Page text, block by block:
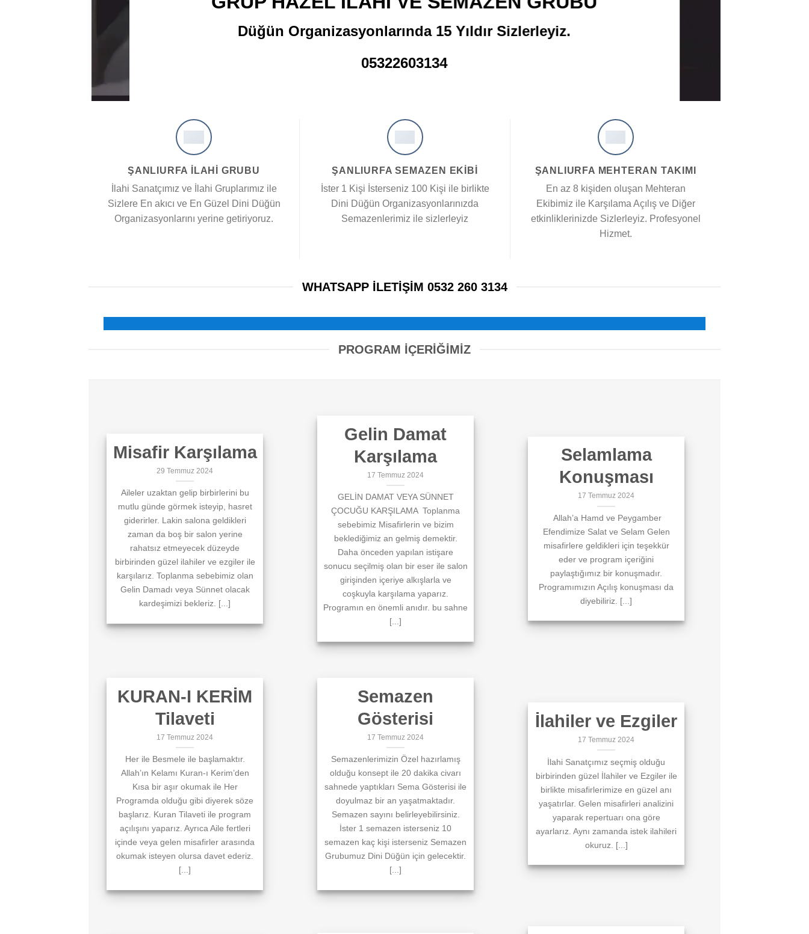
Düğün Organizasyonlarında 15 Yıldır Sizlerleyiz.
05322603134
ŞANLIURFA İLAHİ GRUBU
İlahi Sanatçımız ve İlahi Gruplarımız ile
Sizlere En akıcı ve En Güzel Dini Düğün
Organizasyonlarını yerine getiriyoruz.
ŞANLIURFA SEMAZEN EKIBI
İster 1 Kişi İsterseniz 100 Kişi ile birlikte
Dini Düğün Organizasyonlarınızda
Semazenlerimiz ile sizlerleyiz
ŞANLIURFA MEHTERAN TAKIMI
En az 8 kişiden oluşan Mehteran
Ekibimiz ile Karşılama Açılış ve Diğer
etkinliklerinizde Sizlerleyiz. Profesyonel
Hizmet.
WHATSAPP ILETIŞIM 0532 260 3134
PROGRAM İÇERİĞİMİZ
Misafir Karşılama
29 Temmuz 2024
Aileler uzaktan gelip birbirlerini bu
mutlu günde görmek isteyip, hasret
giderirler. Lakin salona geldikleri
zaman da boş bir salon yerine
rahatsız etmeyecek düzeyde
birbirinden güzel ilahiler ve ezgiler ile
karşılarız. Toplanma sebebimiz olan
Gelin Damadı veya Sünnet olacak
kardeşimizi bekleriz. [...]
Gelin Damat
Karşılama
17 Temmuz 2024
GELİN DAMAT VEYA SÜNNET
ÇOCUĞU KARŞILAMA Toplanma
sebebimiz Misafirlerin ve bizim
beklediğimiz an gelmiş demektir.
Daha önceden yapılan istişare
sonucu seçilmiş olan bir eser ile salon
girişinden içeriye alkışlarla ve
coşkuyla karşılama yaparız.
Programın en önemli anıdır. bu sahne
[...]
Selamlama
Konuşması
17 Temmuz 2024
Allah’a Hamd ve Peygamber
Efendimize Salat ve Selam Gelen
misafirlere geldikleri için teşekkür
eder ve program içeriğini
paylaştığımız bir konuşmadır.
Programımızın Açılış konuşması da
diyebiliriz. [...]
KURAN-I KERİM
Tilaveti
17 Temmuz 2024
Her ile Besmele ile başlamaktır.
Allah’ın Kelamı Kuran-ı Kerim’den
Kısa bir aşır okumak ile Her
Programda olduğu gibi diyerek söze
başlarız. Kuran Tilaveti ile program
açılışını yaparız. Ayrıca Aile fertleri
içinde veya gelen misafirler arasında
okumak isteyen olursa davet ederiz.
[...]
Semazen
Gösterisi
17 Temmuz 2024
Semazenlerimizin Özel hazırlamış
olduğu konsept ile 20 dakika civarı
sahnede yaptıkları Sema Gösterisi ile
doyulmaz bir an yaşatmaktadır.
Semazen sayını belirleyebilirsiniz.
İster 1 semazen isterseniz 10
semazen kaç kişi isterseniz Semazen
Grubumuz Dini Düğün için gelecektir.
[...]
İlahiler ve Ezgiler
17 Temmuz 2024
İlahi Sanatçımız seçmiş olduğu
birbirinden güzel İlahiler ve Ezgiler ile
birlikte misafirlerimize en güzel anı
yaşatırlar. Gelen misafirleri analizini
yaparak repertuarı ona göre
ayarlarız. Aynı zamanda istek ilahileri
okuruz. [...]